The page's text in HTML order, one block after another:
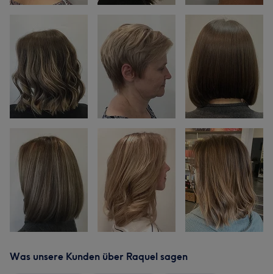
Was unsere Kunden über Raquel sagen